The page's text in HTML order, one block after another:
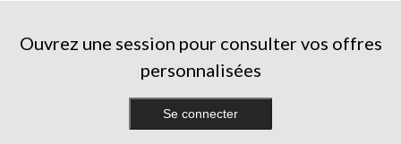
Ouvrez une session pour consulter vos offres
personnalisées
Se connecter